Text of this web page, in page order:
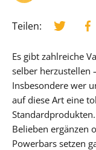
Teilen:
Es gibt zahlreiche
selber herzustellen
Insbesondere wer
auf diese Art eine
Belieben ergänzen
Powerbars setzen